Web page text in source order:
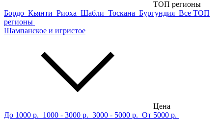
ТОП регионы
Бордо Кьянти Риоха Шабли Тоскана Бургундия Все ТОП
регионы
Шампанское и игристое
Цена
До 1000 р. 1000 - 3000 р. 3000 - 5000 р. От 5000 р.